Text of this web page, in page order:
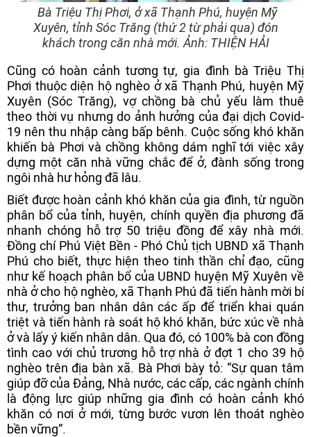
Bà Triệu Thị Phơi, ở xã Thạnh Phú, huyện Mỹ
Xuyên, tỉnh Sóc Trăng (thứ 2 từ phải qua) đón
khách trong căn nhà mới. Ảnh: THIỆN HẢI
Cũng có hoàn cảnh tương tự, gia đình bà Triệu Thị
Phơi thuộc diện hộ nghèo ở xã Thạnh Phú, huyện Mỹ
Xuyên (Sóc Trăng), vợ chồng bà chủ yếu làm thuê
theo thời vụ nhưng do ảnh hưởng của đại dịch Covid-
19 nên thu nhập càng bấp bênh. Cuộc sống khó khăn
khiến bà Phơi và chồng không dám nghĩ tới việc xây
dựng một căn nhà vững chắc để ở, đành sống trong
ngôi nhà hư hỏng đã lâu.
Biết được hoàn cảnh khó khăn của gia đình, từ nguồn
phân bổ của tỉnh, huyện, chính quyền địa phương đã
nhanh chóng hỗ trợ 50 triệu đồng để xây nhà mới.
Đồng chí Phú Việt Bền - Phó Chủ tịch UBND xã Thạnh
Phú cho biết, thực hiện theo tinh thần chỉ đạo, cũng
như kế hoạch phân bổ của UBND huyện Mỹ Xuyên về
nhà ở cho hộ nghèo, xã Thạnh Phú đã tiến hành mời bí
thư, trưởng ban nhân dân các ấp để triển khai quán
triệt và tiến hành rà soát hộ khó khăn, bức xúc về nhà
ở và lấy ý kiến nhân dân. Qua đó, có 100% bà con đồng
tình cao với chủ trương hỗ trợ nhà ở đợt 1 cho 39 hộ
nghèo trên địa bàn xã. Bà Phơi bày tỏ: “Sự quan tâm
giúp đỡ của Đảng, Nhà nước, các cấp, các ngành chính
là động lực giúp những gia đình có hoàn cảnh khó
khăn có nơi ở mới, từng bước vươn lên thoát nghèo
bền vững”.